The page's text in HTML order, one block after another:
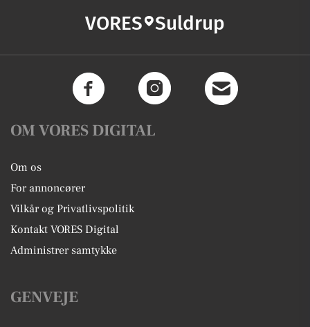
VORES Suldrup
OM VORES DIGITAL
Om os
For annoncører
Vilkår og Privatlivspolitik
Kontakt VORES Digital
Administrer samtykke
GENVEJE